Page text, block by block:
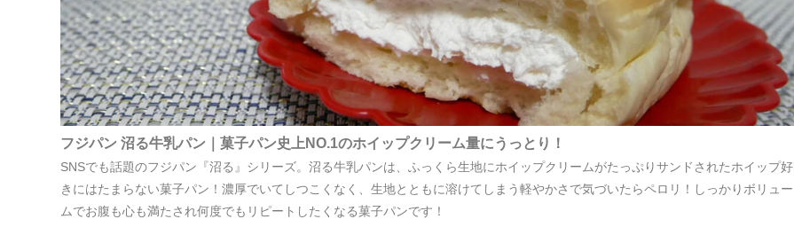
フジパン 沼る牛乳パン｜菓子パン史上NO.1のホイップクリーム量にうっとり！
SNSでも話題のフジパン『沼る』シリーズ。沼る牛乳パンは、ふっくら生地にホイップクリームがたっぷりサンドされたホイップ好
きにはたまらない菓子パン！濃厚でいてしつこくなく、生地とともに溶けてしまう軽やかさで気づいたらペロリ！しっかりボリュー
ムでお腹も心も満たされ何度でもリピートしたくなる菓子パンです！